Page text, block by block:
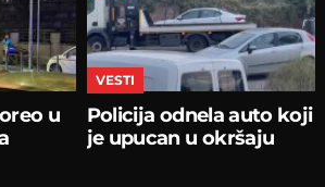
u
VESTI
Policija odnela auto koji
je upucan u okršaju